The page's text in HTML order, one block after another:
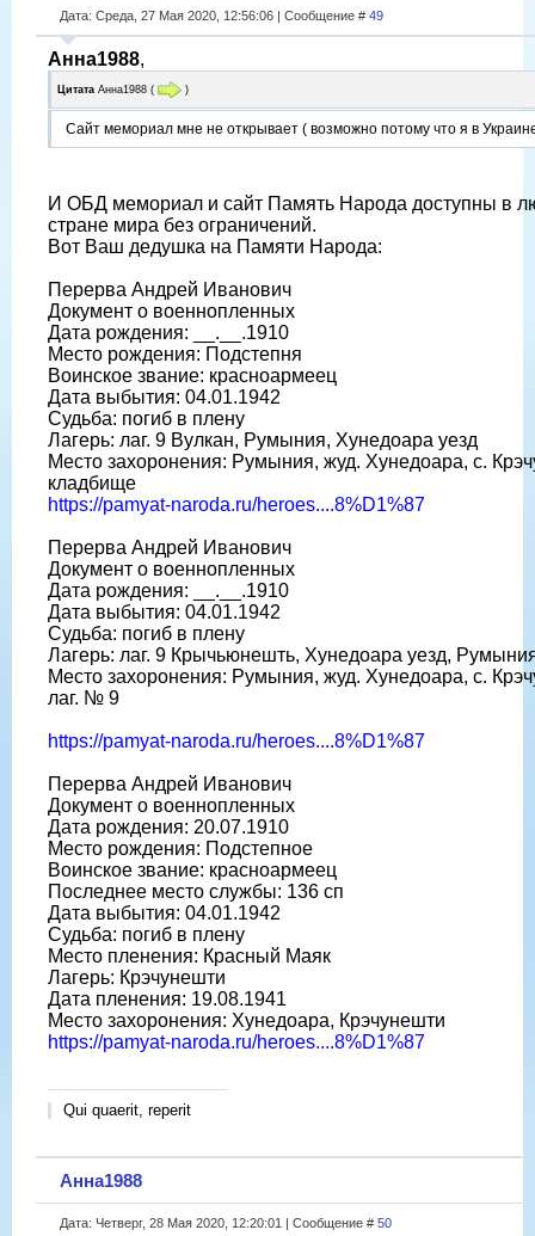
Дата: Среда, 27 Мая 2020, 12:56:06 | Сообщение # 49
Анна1988,
Цитата Анна1988 ( )
Сайт мемориал мне не открывает ( возможно потому что я в
И ОБД мемориал и сайт Память Народа доступны в
стране мира без ограничений.
Вот Ваш дедушка на Памяти Народа:
Перерва Андрей Иванович
Документ о военнопленных
Дата рождения: __.__.1910
Место рождения: Подстепня
Воинское звание: красноармеец
Дата выбытия: 04.01.1942
Судьба: погиб в плену
Лагерь: лаг. 9 Вулкан, Румыния, Хунедоара уезд
Место захоронения: Румыния, жуд. Хунедоара, с.
кладбище
https://pamyat-naroda.ru/heroes....8%D1%87
Перерва Андрей Иванович
Документ о военнопленных
Дата рождения: __.__.1910
Дата выбытия: 04.01.1942
Судьба: погиб в плену
Лагерь: лаг. 9 Крычьюнешть, Хунедоара уезд,
Место захоронения: Румыния, жуд. Хунедоара, с.
лаг. № 9
https://pamyat-naroda.ru/heroes....8%D1%87
Перерва Андрей Иванович
Документ о военнопленных
Дата рождения: 20.07.1910
Место рождения: Подстепное
Воинское звание: красноармеец
Последнее место службы: 136 сп
Дата выбытия: 04.01.1942
Судьба: погиб в плену
Место пленения: Красный Маяк
Лагерь: Крэчунешти
Дата пленения: 19.08.1941
Место захоронения: Хунедоара, Крэчунешти
https://pamyat-naroda.ru/heroes....8%D1%87
Qui quaerit, reperit
Анна1988
Дата: Четверг, 28 Мая 2020, 12:20:01 | Сообщение # 50